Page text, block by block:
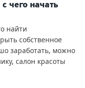
чего начать
найти
собственное
заработать, можно
салон красоты